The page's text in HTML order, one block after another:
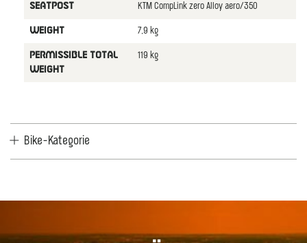
SEATPOST KTM CompLink zero Alloy aero/350
WEIGHT 7,9 kg
PERMISSIBLE TOTAL
WEIGHT
119 kg
Bike-Kategorie